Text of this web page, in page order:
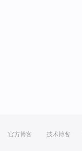
官方博客 技术博客